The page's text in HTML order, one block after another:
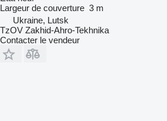
Largeur de couverture 3 m
Ukraine, Lutsk
TzOV Zakhid-Ahro-Tekhnika
Contacter le vendeur